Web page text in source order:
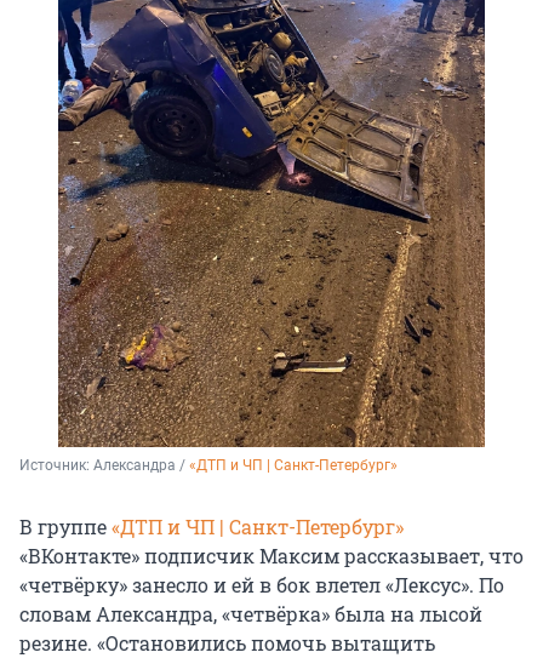
Источник: Александра / «ДТП и ЧП | Санкт-Петербург»
В группе«ДТП и ЧП | Санкт-Петербург»
«ВКонтакте» подписчик Максим рассказывает, что
«четвёрку» занесло и ей в бок влетел «Лексус». По
словам Александра, «четвёрка» была на лысой
резине. «Остановились помочь вытащить